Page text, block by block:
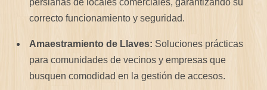
persianas de locales comerciales, garantizando su
correcto funcionamiento y seguridad.
Amaestramiento de Llaves: Soluciones prácticas
para comunidades de vecinos y empresas que
busquen comodidad en la gestión de accesos.